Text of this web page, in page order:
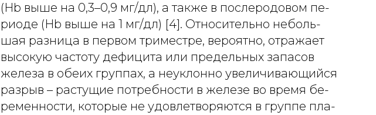
(Hb выше на 0,3–0,9 мг/дл), а также в послеродовом пе-
риоде (Hb выше на 1 мг/дл) [4]. Относительно неболь-
шая разница в первом триместре, вероятно, отражает
высокую частоту дефицита или предельных запасов
железа в обеих группах, а неуклонно увеличивающийся
разрыв – растущие потребности в железе во время бе-
ременности, которые не удовлетворяются в группе пла-